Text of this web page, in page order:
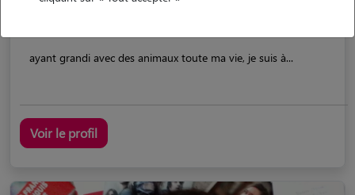
ayant grandi avec des animaux toute ma vie, je suis à...
Voir le profil